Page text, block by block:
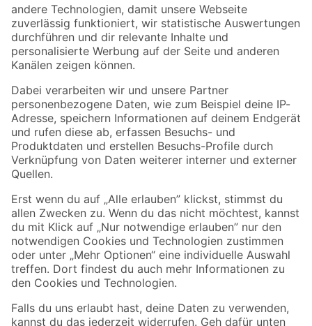
Zur Newsletter Anmeldung
Folge uns
Zahlungsarten Versandarten
Sicher einkaufen
Jetzt die toom-App herunterladen